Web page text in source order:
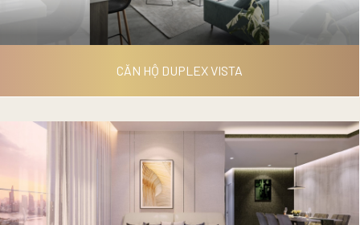
CĂN HỘ DUPLEX VISTA
CĂN HỘ DUPLEX VISTA